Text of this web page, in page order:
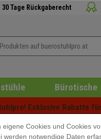
30 Tage Rückgaberecht
Bürotische
Exklusive Rabatte
eigene Cookies und Cookies
werden notwendige Daten